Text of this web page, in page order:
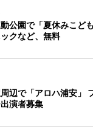
公園で「夏休みこど
クなど、無料
辺で「アロハ浦安」
演者募集